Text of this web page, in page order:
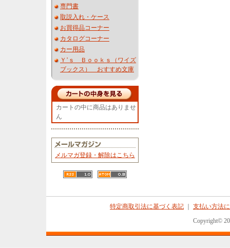
専門書
取説入れ・ケース
お買得品コーナー
カタログコーナー
カー用品
Ｙ’ｓ Ｂｏｏｋｓ（ワイズ
ブックス） おすすめ文庫
カートの中に商品はありませ
ん
メルマガ登録・解除はこちら
特定商取引法に基づく表記
支払い方法
Copyright©